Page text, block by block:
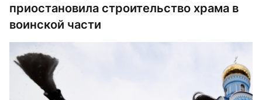
приостановила строительство храма в
воинской части